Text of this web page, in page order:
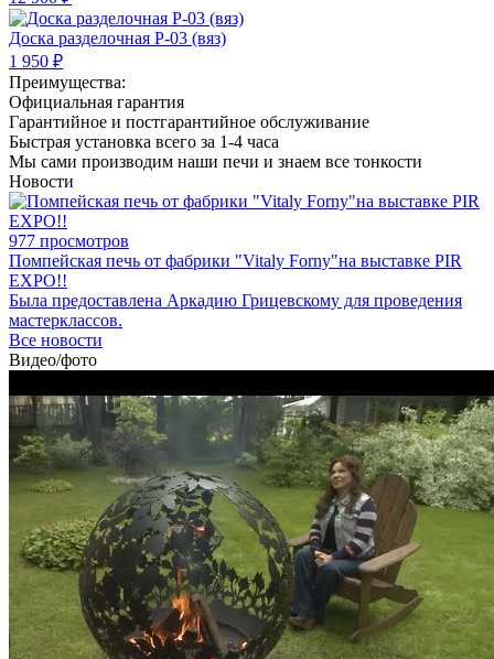
Доска разделочная Р-03 (вяз)
1 950 ₽
Преимущества:
Официальная гарантия
Гарантийное и постгарантийное обслуживание
Быстрая установка всего за 1-4 часа
Мы сами производим наши печи и знаем все тонкости
Новости
977 просмотров
Помпейская печь от фабрики "Vitaly Forny"на выставке PIR
EXPO!!
Была предоставлена Аркадию Грицевскому для проведения
мастерклассов.
Все новости
Видео/фото